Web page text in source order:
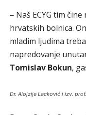
– Naš ECYG tim
hrvatskih bolnica.
mladim ljudima
napredovanje
Tomislav Bokun,
Dr. Alojzije Lacković i izv.